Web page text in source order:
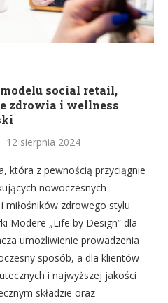
social retail,
zdrowia i wellness
12 sierpnia 2024
która z pewnością przyciągnie
nowoczesnych
miłośników zdrowego stylu
Modere „Life by Design” dla
umożliwienie prowadzenia
sposób, a dla klientów
i najwyższej jakości
składzie oraz